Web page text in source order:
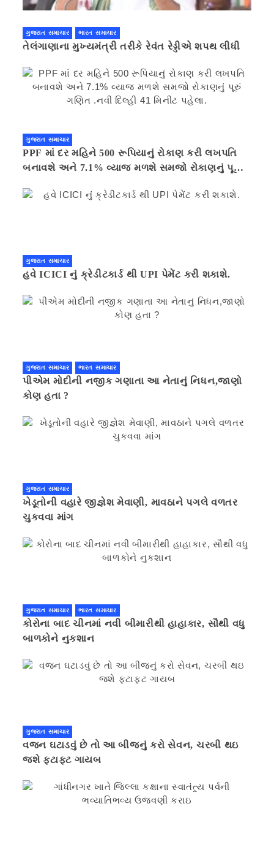
ગુજરાત સમાચાર ભારત સમાચાર
તેલંગાણાના મુખ્યમંત્રી તરીકે રેવંત રેડ્ડીએ શપથ લીધી
ગુજરાત સમાચાર
PPF માં દર મહિને 500 રૂપિયાનું રોકાણ કરી લખપતિ
બનાવશે અને 7.1% વ્યાજ મળશે સમજો રોકાણનું પૂરું
ગુજરાત સમાચાર
હવે ICICI નું ક્રેડીટકાર્ડ થી UPI પેમેંટ કરી શકાશે.
ગુજરાત સમાચાર ભારત સમાચાર
પીએમ મોદીની નજીક ગણાતા આ નેતાનું નિધન,જાણો
કોણ હતા ?
ગુજરાત સમાચાર
ખેડૂતોની વહારે જીજ્ઞેશ મેવાણી, માવઠાને પગલે વળતર
ચુકવવા માંગ
ગુજરાત સમાચાર ભારત સમાચાર
કોરોના બાદ ચીનમાં નવી બીમારીથી હાહાકાર, સૌથી વધુ
બાળકોને નુકશાન
ગુજરાત સમાચાર
વજન ઘટાડવું છે તો આ બીજનું કરો સેવન, ચરબી થઇ
જશે ફટાફટ ગાયબ